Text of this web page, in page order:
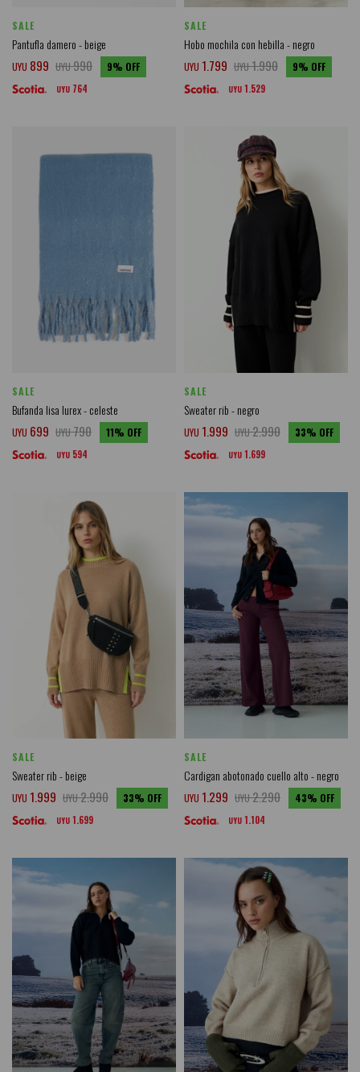
SALE
Pantufla damero - beige
UYU 899 UYU990 9
UYU 764
SALE
Hobo mochila con hebilla - negro
UYU 1.799 UYU1.990 9
UYU 1.529
SALE
Bufanda lisa lurex - celeste
UYU 699 UYU790 11
UYU 594
SALE
Sweater rib - negro
UYU 1.999 UYU2.990 33
UYU 1.699
SALE
Sweater rib - beige
UYU 1.999 UYU2.990 33
UYU 1.699
SALE
Cardigan abotonado cuello alto - negro
UYU 1.299 UYU2.290 43
UYU 1.104